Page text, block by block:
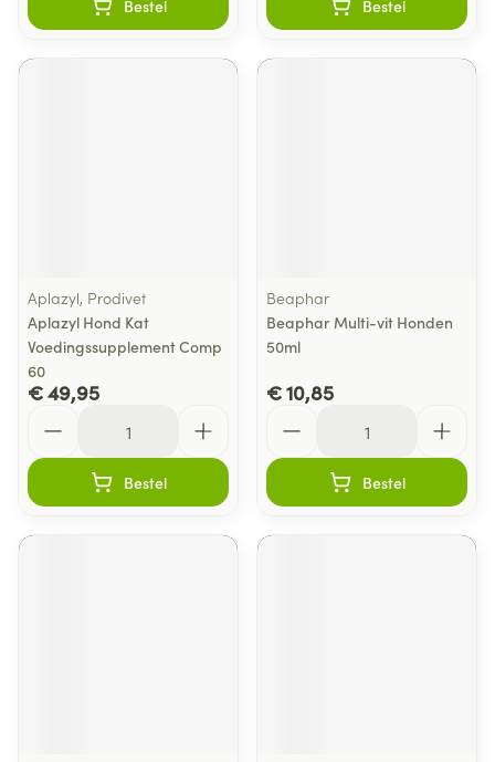
Bestel Bestel
Aplazyl, Prodivet
Aplazyl Hond Kat
Voedingssupplement Comp
60
€ 49,95
Bestel
Beaphar
Beaphar Multi-vit Honden
50ml
€ 10,85
Bestel